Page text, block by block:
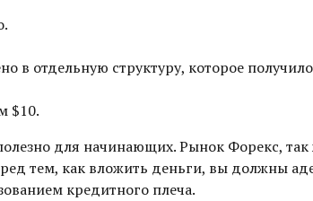
в отдельную структуру, которое
$10.
для начинающих. Рынок Форекс, так
тем, как вложить деньги, вы должны
кредитного плеча.